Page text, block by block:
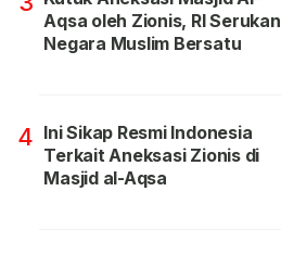
Aqsa oleh Zionis, RI Serukan
Negara Muslim Bersatu
4 Ini Sikap Resmi Indonesia
Terkait Aneksasi Zionis di
Masjid al-Aqsa